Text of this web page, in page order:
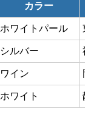
カラー
ホワイトパール 東
シルバー 福
ワイン
ホワイト 静